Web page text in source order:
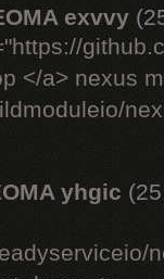
exvvy
</a> nexus
yhgic